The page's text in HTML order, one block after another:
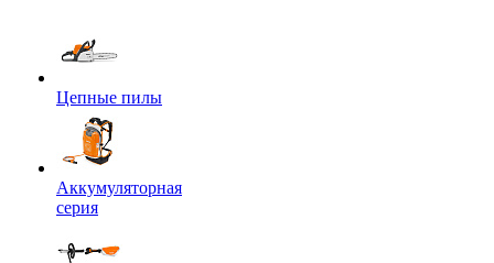
Цепные пилы
Аккумуляторная
серия